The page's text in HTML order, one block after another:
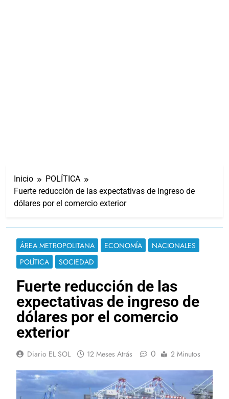
Inicio
POLÍTICA
Fuerte reducción de las expectativas de ingreso de
dólares por el comercio exterior
ÁREA METROPOLITANA ECONOMÍA
NACIONALES
POLÍTICA
SOCIEDAD
Fuerte reducción de las
expectativas de ingreso de
dólares por el comercio
exterior
Diario EL SOL 12 Meses Atrás 0 2 Minutos